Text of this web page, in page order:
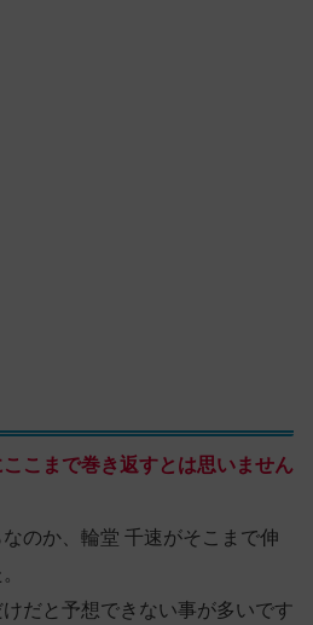
こまで巻き返すとは思いません
のか、輪堂 千速がそこまで伸
だと予想できない事が多いです